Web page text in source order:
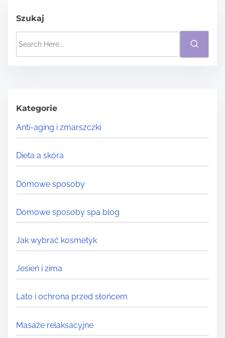
Szukaj
h
H
e
r
e
.
.
.
Kategorie
Anti-aging i zmarszczki
Dieta a skóra
Domowe sposoby
Domowe sposoby spa blog
Jak wybrać kosmetyk
Jesień i zima
Lato i ochrona przed słońcem
Masaże relaksacyjne